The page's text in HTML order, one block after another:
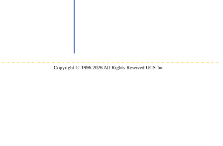
Copyright © 1996-2026 All Rights Reserved UCS Inc.